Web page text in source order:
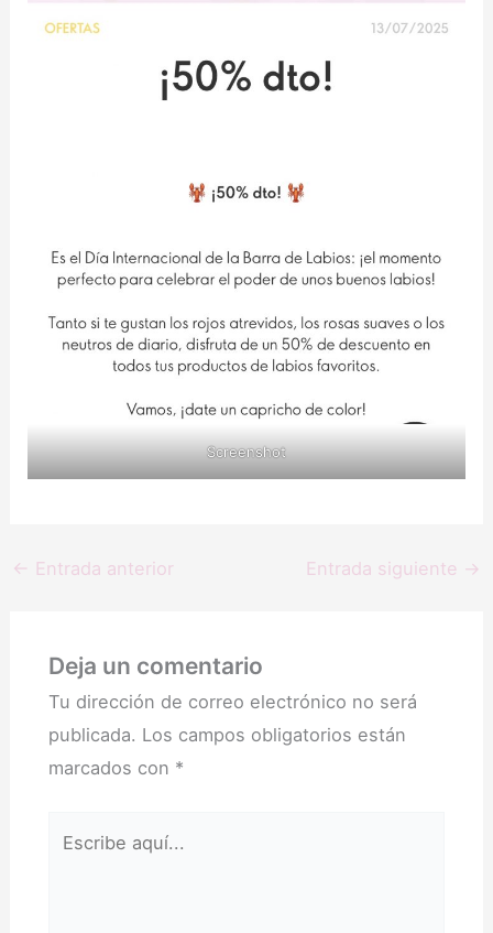
Screenshot
← Entrada anterior Entrada siguiente →
Deja un comentario
Tu dirección de correo electrónico no será
publicada. Los campos obligatorios están
marcados con *